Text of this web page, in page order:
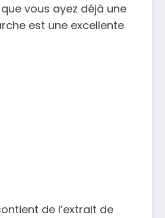
vous ayez déjà une
est une excellente
de l’extrait de